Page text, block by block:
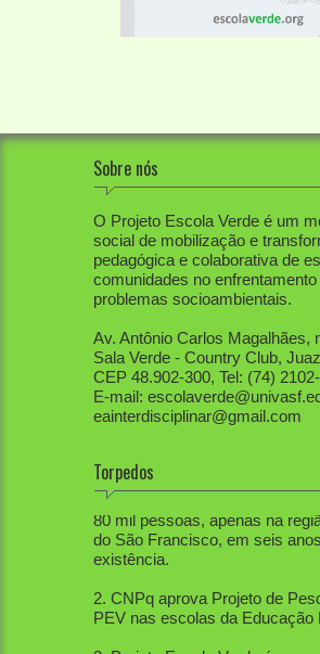
Sobre nós
O Projeto Escola Verde é um
social de mobilização e
pedagógica e colaborativa de
comunidades no enfrentamento
problemas socioambientais.
Av. Antônio Carlos Magalhães,
Sala Verde - Country Club,
CEP 48.902-300, Tel: (74)
E-mail:
eainterdisciplinar@gmail.com
Torpedos
1. PEV já mobilizou
80 mil pessoas, apenas na
do São Francisco, em seis
existência.
2. CNPq aprova Projeto de
PEV nas escolas da Educação
3. Projeto Escola Verde é